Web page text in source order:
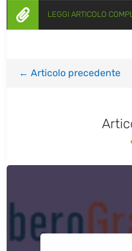
 LEGGI ARTICOLO
←Articolo precedente